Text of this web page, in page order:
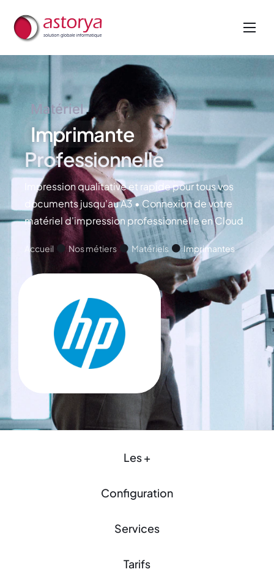
Nos services
A propos de nous
Actualités
Matériel
Imprimante
Professionnelle
Impression qualitative et rapide pour tous vos
documents jusqu'au A3 • Connexion de votre
matériel d'impression professionnelle en Cloud
Accueil Nos métiers Matériels Imprimantes
Les +
Configuration
Services
Tarifs